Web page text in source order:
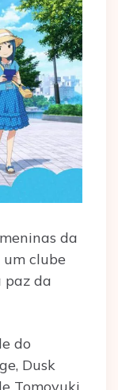
da
clube
paz da
do
Dusk